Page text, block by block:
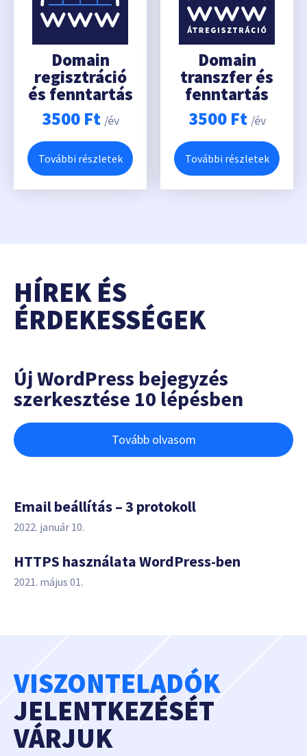
Domain
regisztráció
és fenntartás
3500 Ft /év
További részletek
Domain
transzfer és
fenntartás
3500 Ft /év
További részletek
HÍREK ÉS
ÉRDEKESSÉGEK
Új WordPress bejegyzés
szerkesztése 10 lépésben
Tovább olvasom
Email beállítás – 3 protokoll
2022. január 10.
HTTPS használata WordPress-ben
2021. május 01.
VISZONTELADÓK
JELENTKEZÉSÉT
VÁRJUK